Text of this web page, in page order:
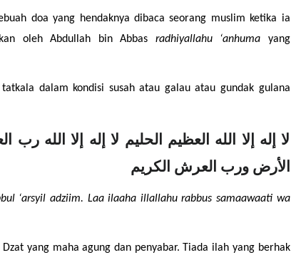
doa yang hendaknya dibaca seorang muslim ketika ia
oleh Abdullah bin Abbas radhiyallahu ‘anhuma yang
dalam kondisi susah atau galau atau gundak gulana
الأرض ورب العرش الكريم
‘arsyil adziim. Laa ilaaha illallahu rabbus samaawaati wa
Dzat yang maha agung dan penyabar. Tiada ilah yang berhak
KELUARGA PERANGI DAN TUNDUKKAN